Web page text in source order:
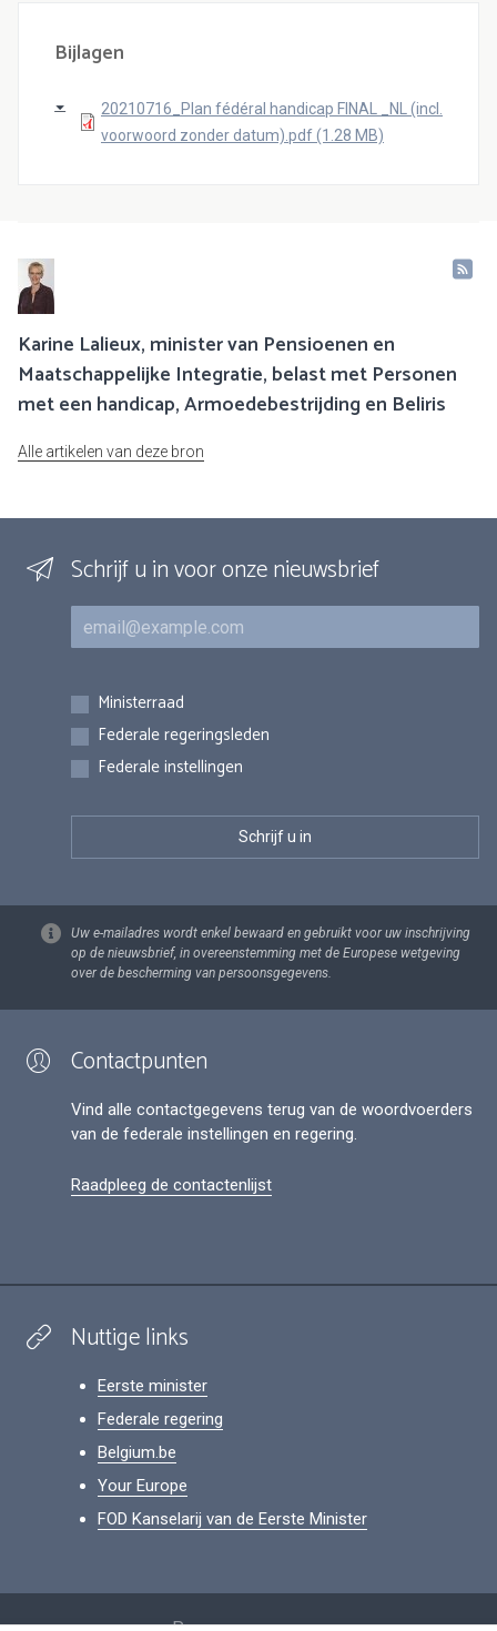
Bijlagen
20210716_Plan fédéral handicap FINAL _NL (incl.
voorwoord zonder datum).pdf (1.28 MB)
Karine Lalieux, minister van Pensioenen en
Maatschappelijke Integratie, belast met Personen
met een handicap, Armoedebestrijding en Beliris
Alle artikelen van deze bron
Schrijf u in voor onze nieuwsbrief
E-mail
Inschrijvingen
Ministerraad
Federale regeringsleden
Federale instellingen
Uw e-mailadres wordt enkel bewaard en gebruikt voor uw inschrijving
op de nieuwsbrief, in overeenstemming met de Europese wetgeving
over de bescherming van persoonsgegevens.
Contactpunten
Vind alle contactgegevens terug van de woordvoerders
van de federale instellingen en regering.
Raadpleeg de contactenlijst
Nuttige links
Eerste minister
Federale regering
Belgium.be
Your Europe
FOD Kanselarij van de Eerste Minister